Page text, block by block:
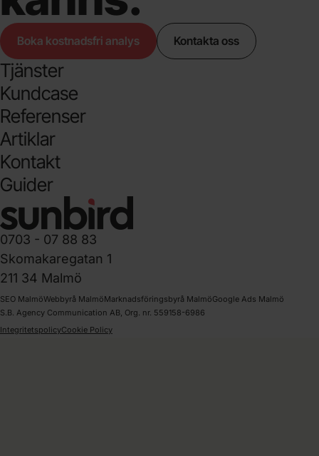
Boka kostnadsfri analys Kontakta oss
0703 - 07 88 83
Skomakaregatan 1
211 34 Malmö
Tjänster
Kundcase
Referenser
Artiklar
Kontakt
Guider
SEO MalmöWebbyrå MalmöMarknadsföringsbyrå MalmöGoogle Ads Malmö
S.B. Agency Communication AB, Org. nr. 559158-6986
IntegritetspolicyCookie Policy